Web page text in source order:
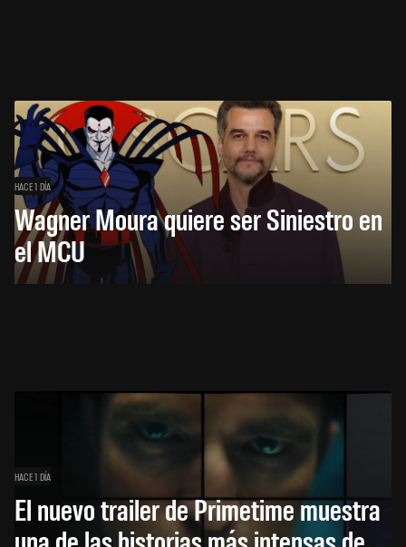
HACE 1 DÍA
Wagner Moura quiere ser Siniestro en
el MCU
HACE 1 DÍA
El nuevo trailer de Primetime muestra